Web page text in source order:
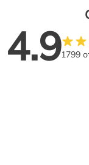
4.91799